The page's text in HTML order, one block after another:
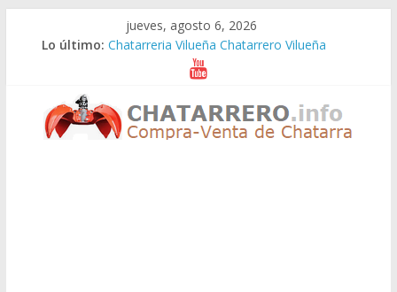
jueves, agosto 6, 2026
Lo último: Chatarreria Vilueña Chatarrero Vilueña
Chatarreria Zuera Chatarrero Zuera
Chatarreria Zaragoza Chatarrero Zaragoza
Chatarreria Zaida Chatarrero Zaida
Chatarreria Vistabella Chatarrero Vistabella